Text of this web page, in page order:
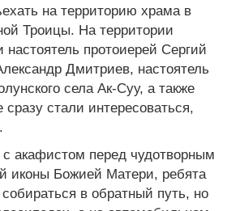
на территорию храма в
Троицы. На территории
настоятель протоиерей Сергий
Дмитриев, настоятель
села Ак-Суу, а также
стали интересоваться,
акафистом перед чудотворным
иконы Божией Матери, ребята
в обратный путь, но